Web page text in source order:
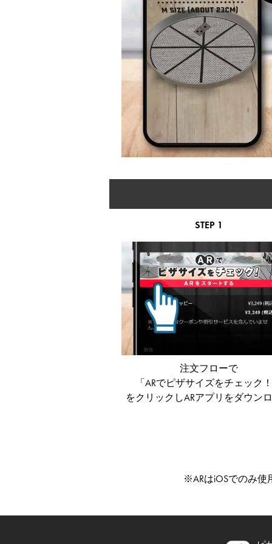
STEP 1
注文フローで
「ARでピザサイズをチェック
をクリックしARアプリをダウン
※ARはiOS​でのみ使